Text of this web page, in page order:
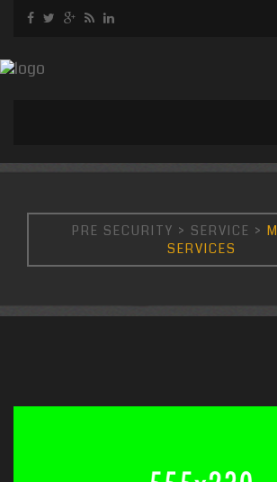
PRE SECURITY > SERVICE >
SERVICES